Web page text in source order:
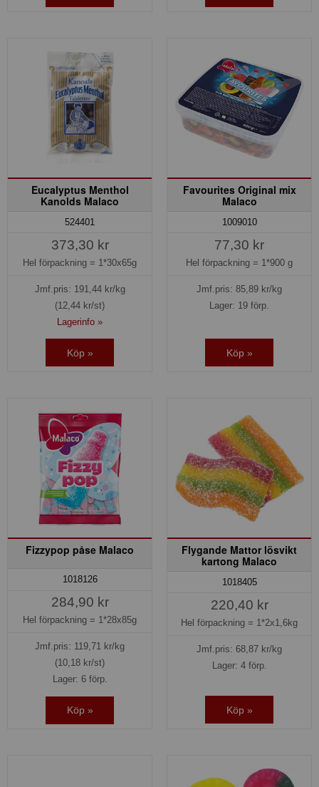
Eucalyptus Menthol
Kanolds Malaco
524401
373,30 kr
Hel förpackning = 1*30x65g
Jmf.pris: 191,44kr/kg
(12,44 kr/st)
Lagerinfo »
Köp »
Favourites Original mix
Malaco
1009010
77,30 kr
Hel förpackning = 1*900 g
Jmf.pris: 85,89 kr/kg
Lager: 19 förp.
Köp »
Fizzypop påse Malaco
1018126
284,90 kr
Hel förpackning = 1*28x85g
Jmf.pris: 119,71
kr/kg
(10,18 kr/st)
Lager: 6 förp.
Köp »
Flygande Mattor lösvikt
kartong Malaco
1018405
220,40 kr
Hel förpackning = 1*2x1,6kg
Jmf.pris: 68,87 kr/kg
Lager: 4 förp.
Köp »